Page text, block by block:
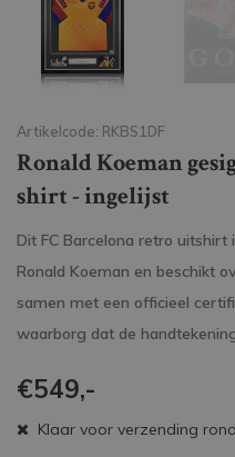
Artikelcode: RKBS1DF
Ronald Koeman
shirt - ingelijst
Dit FC Barcelona retro
Ronald Koeman en beschikt
samen met een officieel
waarborg dat de
€549,-
Klaar voor verzending